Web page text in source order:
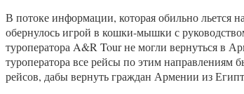
В потоке информации, которая обильно льется
обернулось игрой в кошки-мышки с
туроператора A&R Tour не могли вернуться в
туроператора все рейсы по этим направлениям
рейсов, дабы вернуть граждан Армении из